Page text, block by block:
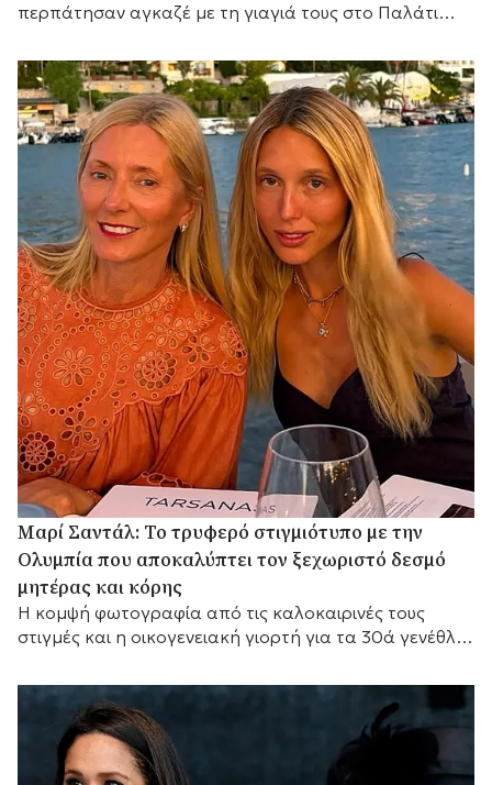
περπάτησαν αγκαζέ με τη γιαγιά τους στο Παλάτι
οικογενειακές στιγμές του ισπανικού καλοκαιριού.
Μαρί Σαντάλ: Το τρυφερό στιγμιότυπο με την
Ολυμπία που αποκαλύπτει τον ξεχωριστό δεσμό
μητέρας και κόρης
Η κομψή φωτογραφία από τις καλοκαιρινές τους
στιγμές και η οικογενειακή γιορτή για τα 30ά γενέθλια